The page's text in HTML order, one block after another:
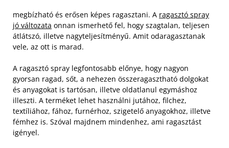
megbízható és erősen képes ragasztani. A ragasztó spray
jó változata onnan ismerhető fel, hogy szagtalan, teljesen
átlátszó, illetve nagyteljesítményű. Amit odaragasztanak
vele, az ott is marad.
A ragasztó spray legfontosabb előnye, hogy nagyon
gyorsan ragad, sőt, a nehezen összeragasztható dolgokat
és anyagokat is tartósan, illetve oldatlanul egymáshoz
illeszti. A terméket lehet használni jutához, filchez,
textíliához, fához, furnérhoz, szigetelő anyagokhoz, illetve
fémhez is. Szóval majdnem mindenhez, ami ragasztást
igényel.